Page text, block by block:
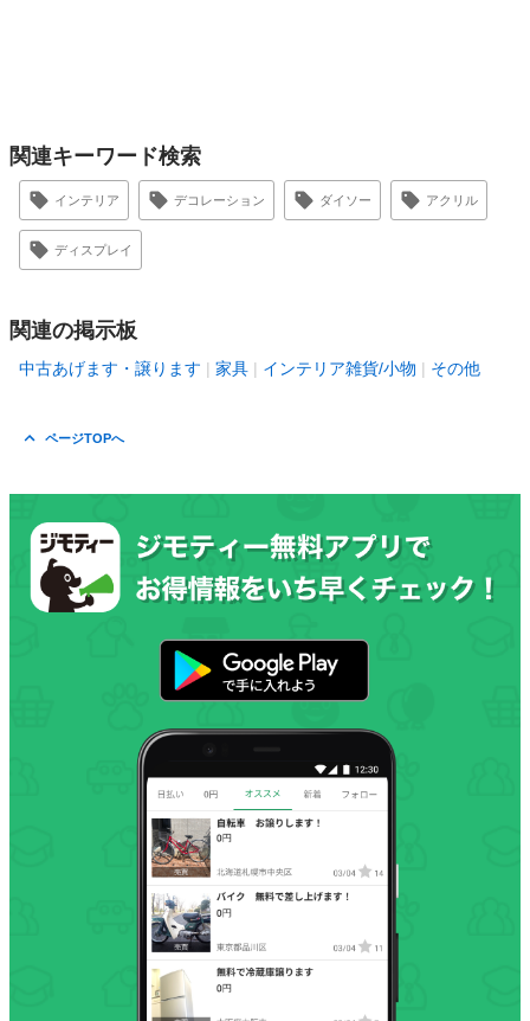
関連キーワード検索
インテリア デコレーション ダイソー アクリル
ディスプレイ
関連の掲示板
中古あげます・譲ります 家具 インテリア雑貨/小物 その他
ページTOPへ